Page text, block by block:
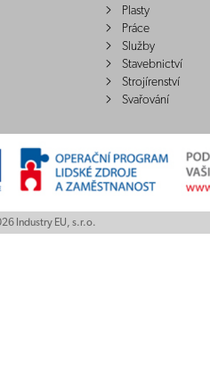
Plasty
Práce
Služby
Stavebnictví
Strojírenství
Svařování
Industry EU, s.r.o.